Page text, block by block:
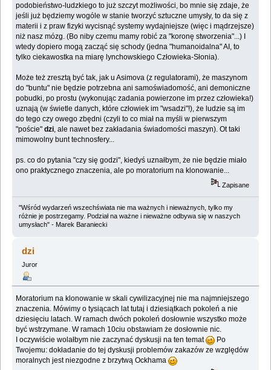
podobieństwo-ludzkiego to już szczyt możliwości, bo mnie się zdaje, że
jeśli już będziemy wogóle w stanie tworzyć sztuczne umysły, to da się z
materii i z praw fizyki wycisnąć systemy wydajniejsze (więc i mądrzejsze)
niż nasz mózg. (Bo niby czemu mamy robić za "koronę stworzenia"...) I
wtedy dopiero mogą zacząć się schody (jedna "humanoidalna" AI, to
tylko ciekawostka na miarę lynchowskiego Człowieka-Słonia).
Może też zresztą być tak, jak u Asimova (z regulatorami), że maszynom
do "buntu" nie będzie potrzebna ani samoświadomość, ani demoniczne
pobudki, po prostu (wykonując zadania powierzone im przez człowieka!)
uznają (w świetle danych, które człowiek im "wsadzi"!), że ludzie są im
do tego czy owego zbędni (czyli to co miał na myśli w pierwszym
"poście"dzi, ale nawet bez zakładania świadomości maszyn). Ot taki
mimowolny bunt technosfery...
ps. co do pytania "czy się godzi", kiedyś uznałbym, że nie będzie miało
ono praktycznego znaczenia, ale po moratorium na klonowanie...
Zapisane
"Wśród wydarzeń wszechświata nie ma ważnych i nieważnych, tylko my
różnie je postrzegamy. Podział na ważne i nieważne odbywa się w naszych
umysłach" - Marek Baraniecki
dzi
Juror
Moratorium na klonowanie w skali cywilizacyjnej nie ma najmniejszego
znaczenia. Mówimy o tysiącach lat tutaj i dziesiątkach pokoleń a nie
dziesięciu latach. W ramach dwóch pokoleń dosłownie wszystko może
być wstrzymane. W ramach 10ciu obstawiam że dosłownie nic.
I oczywiście wolałbym nie zaczynać dyskusji na ten temat
Po
Twojemu: dokładanie do tej dyskusji problemów zakazów ze względów
moralnych jest niezgodne z brzytwą Ockhama